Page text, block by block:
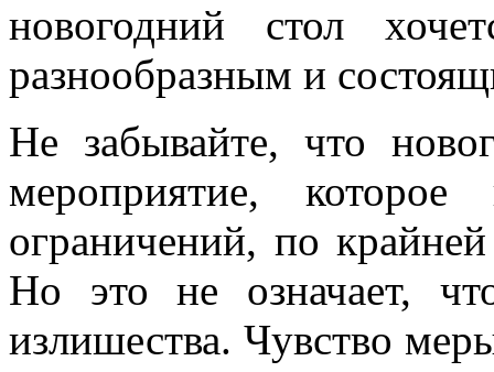
новогодний стол
разнообразным и
Не забывайте, что
мероприятие,
ограничений, по
Но это не означает,
излишества. Чувство